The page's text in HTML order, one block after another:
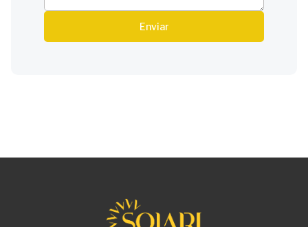
Enviar